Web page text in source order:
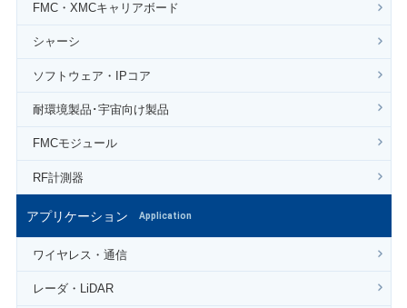
FMC・XMCキャリアボード
シャーシ
ソフトウェア・IPコア
耐環境製品･宇宙向け製品
FMCモジュール
RF計測器
アプリケーション Application
ワイヤレス・通信
レーダ・LiDAR